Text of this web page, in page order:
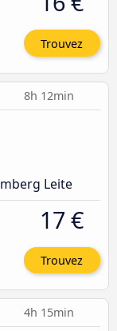
Trouvez
8h 12min
Leite
17 €
Trouvez
4h 15min